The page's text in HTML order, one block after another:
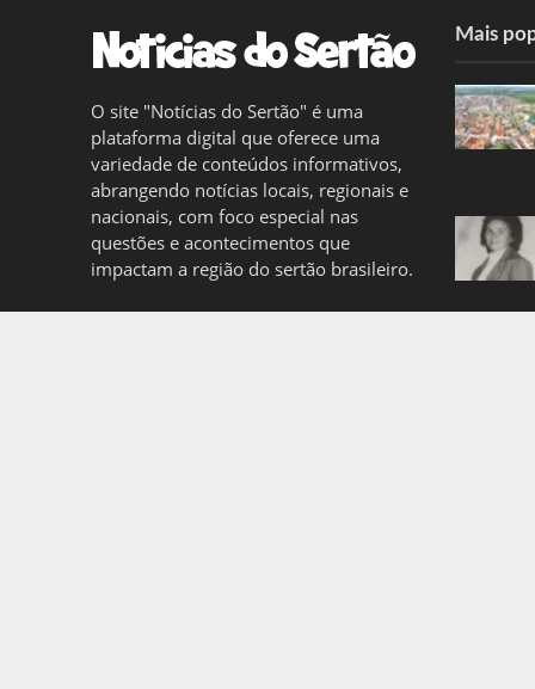
O site "Notícias do Sertão" é uma
plataforma digital que oferece uma
variedade de conteúdos informativos,
abrangendo notícias locais, regionais e
nacionais, com foco especial nas
questões e acontecimentos que
impactam a região do sertão brasileiro.
Mais